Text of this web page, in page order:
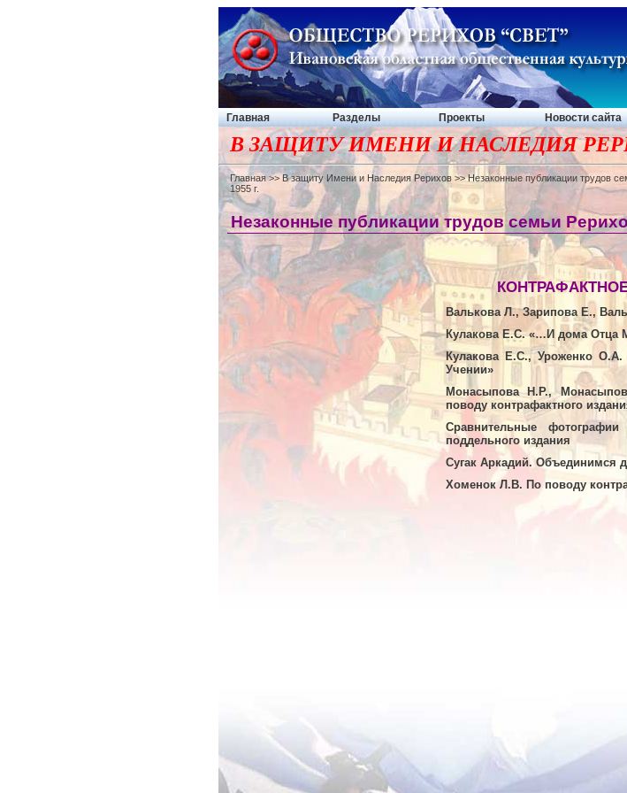
Главная Разделы Проекты Новости сайта
В ЗАЩИТУ ИМЕНИ И НАСЛЕДИЯ
Главная>>В защиту Имени и Наследия Рерихов >> Незаконные публикации трудов
1955 г.
Незаконные публикации трудов семьи
Валькова Л., Зарипова Е.,
Кулакова Е.С. «…И дома Отца
Кулакова Е.С., Уроженко
Учении»
Монасыпова Н.Р.,
поводу контрафактного
Сравнительные
поддельного издания
Сугак Аркадий. Объединимся
Хоменок Л.В. По поводу